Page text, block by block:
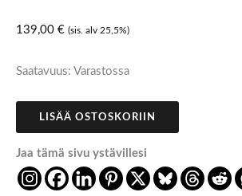
139,00 € (sis. alv 25,5%)
Saatavuus: Varastossa
LISÄÄ OSTOSKORIIN
Jaa tämä sivu ystävillesi